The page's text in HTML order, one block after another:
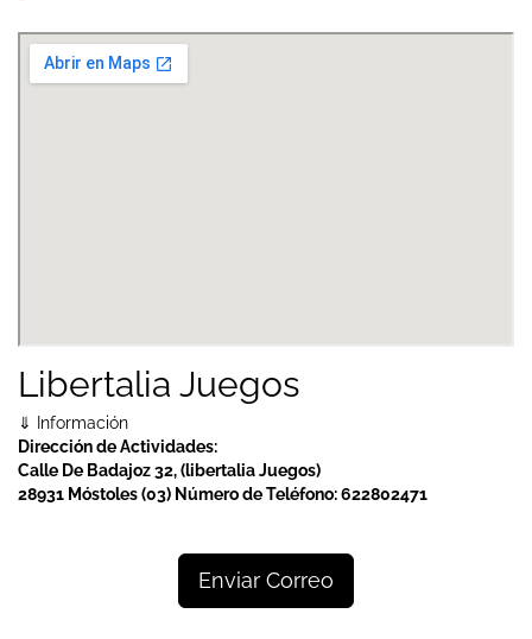
Libertalia Juegos
⇓ Información
Dirección de Actividades:
Calle De Badajoz 32, (libertalia Juegos)
28931 Móstoles (03) Número de Teléfono:622802471
Enviar Correo